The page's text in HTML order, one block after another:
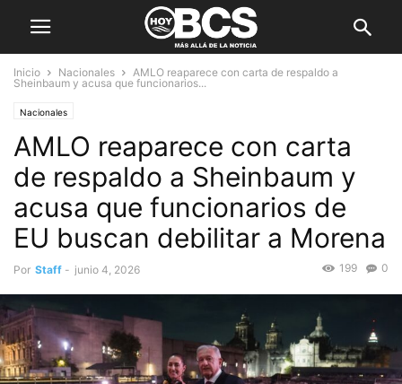
Inicio Nacionales
AMLO reaparece con carta de respaldo a
Sheinbaum y acusa que funcionarios...
Nacionales
AMLO reaparece con carta
de respaldo a Sheinbaum y
acusa que funcionarios de
EU buscan debilitar a Morena
Por Staff - junio 4, 2026 0
199